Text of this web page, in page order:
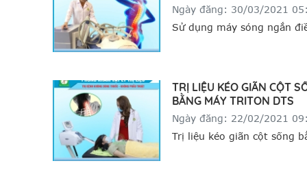
Ngày đăng: 30/03/2021
Sử dụng máy sóng ngắn
đĩa đệm giai đoạn mạn tính
biểu hiện đau cứng, co thắt
TRỊ LIỆU KÉO GIÃN CỘT
BẰNG MÁY TRITON DTS
Ngày đăng: 22/02/2021
Trị liệu kéo giãn cột sống